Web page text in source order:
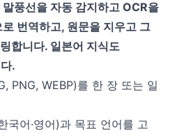
풍선을 자동 감지하고 OCR을
번역하고, 원문을 지우고 그
합니다. 일본어 지식도
.
PNG, WEBP)를 한 장 또는 일
국어·영어)과 목표 언어를 고